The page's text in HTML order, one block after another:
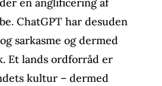
ChatGPT har desuden
sarkasme og dermed
Et lands ordforråd er
kultur – dermed